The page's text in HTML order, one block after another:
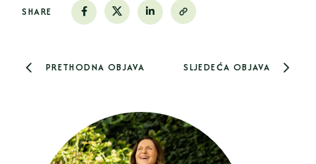
SHARE
PRETHODNA OBJAVA SLJEDEĆA OBJAVA